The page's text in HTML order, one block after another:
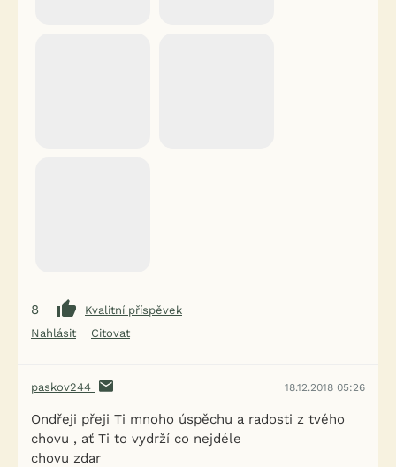
8
Kvalitní příspěvek
Nahlásit
Citovat
paskov244 18.12.2018 05:26
Ondřeji přeji Ti mnoho úspěchu a radosti z tvého
chovu , ať Ti to vydrží co nejdéle
chovu zdar